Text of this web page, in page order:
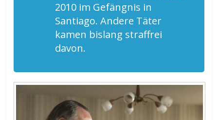
2010 im Gefängnis in
Santiago. Andere Täter
kamen bislang straffrei
davon.